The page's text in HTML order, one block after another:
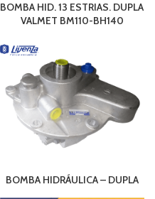
BOMBA HID. 13 ESTRIAS. DUPLA
VALMET BM110-BH140
BOMBA HIDRÁULICA – DUPLA